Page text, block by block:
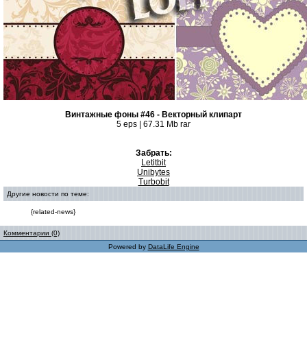
Винтажные фоны #46 - Векторный клипарт
5 eps | 67.31 Mb rar
Забрать:
Letitbit
Unibytes
Turbobit
Другие новости по теме:
{related-news}
Комментарии (0)
Powered by DataLife Engine